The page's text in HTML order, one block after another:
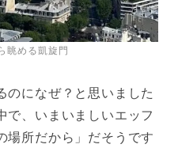
眺める凱旋門
のになぜ？と思いました
で、いまいましいエッフ
場所だから」だそうです